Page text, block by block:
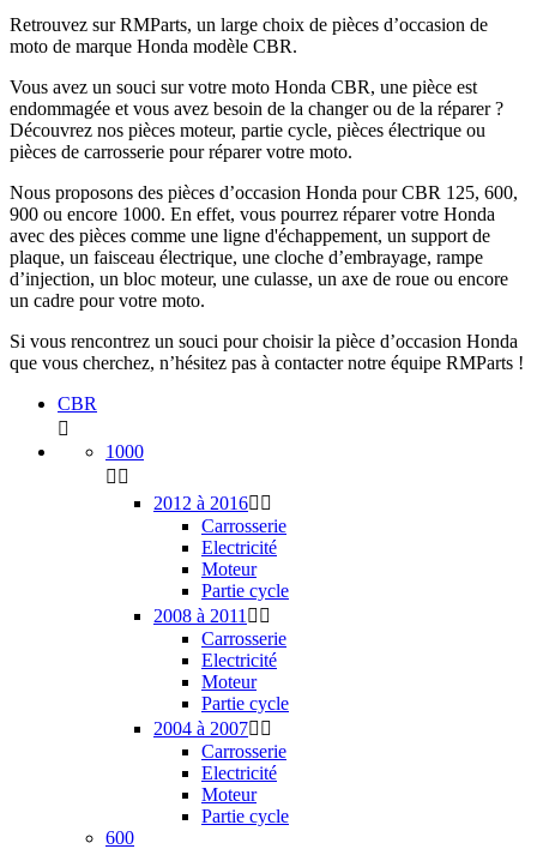
Retrouvez sur RMParts, un large choix de pièces d’occasion de
moto de marque Honda modèle CBR.
Vous avez un souci sur votre moto Honda CBR, une pièce est
endommagée et vous avez besoin de la changer ou de la réparer ?
Découvrez nos pièces moteur, partie cycle, pièces électrique ou
pièces de carrosserie pour réparer votre moto.
Nous proposons des pièces d’occasion Honda pour CBR 125, 600,
900 ou encore 1000. En effet, vous pourrez réparer votre Honda
avec des pièces comme une ligne d'échappement, un support de
plaque, un faisceau électrique, une cloche d’embrayage, rampe
d’injection, un bloc moteur, une culasse, un axe de roue ou encore
un cadre pour votre moto.
Si vous rencontrez un souci pour choisir la pièce d’occasion Honda
que vous cherchez, n’hésitez pas à contacter notre équipe RMParts !
CBR

1000
 
2012 à 2016 
Carrosserie
Electricité
Moteur
Partie cycle
2008 à 2011  
Carrosserie
Electricité
Moteur
Partie cycle
2004 à 2007 
Carrosserie
Electricité
Moteur
Partie cycle
600